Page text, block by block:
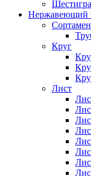
Нержавеющий
Круг
Лист